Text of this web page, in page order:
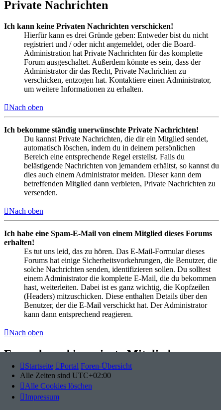
Private Nachrichten
Ich kann keine Privaten Nachrichten verschicken!
Hierfür kann es drei Gründe geben: Entweder bist du nicht
registriert und / oder nicht angemeldet, oder die Board-
Administration hat Private Nachrichten für das komplette
Forum ausgeschaltet. Außerdem könnte es sein, dass der
Administrator dir das Recht, Private Nachrichten zu
verschicken, entzogen hat. Kontaktiere einen Administrator,
um weitere Informationen zu erhalten.
Nach oben
Ich bekomme ständig unerwünschte Private Nachrichten!
Du kannst Private Nachrichten, die dir ein Mitglied sendet,
automatisch löschen, indem du in deinem persönlichen
Bereich eine entsprechende Regel erstellst. Falls du
belästigende Nachrichten von jemandem erhältst, so kannst du
dies auch einem Administrator melden. Dieser kann dem
betreffenden Mitglied dann verbieten, Private Nachrichten zu
versenden.
Nach oben
Ich habe eine Spam-E-Mail von einem Mitglied dieses Forums
erhalten!
Es tut uns leid, das zu hören. Das E-Mail-Formular dieses
Forums hat einige Sicherheitsvorkehrungen, die Benutzer, die
solche Nachrichten senden, identifizieren sollen. Du solltest
einem Administrator die komplette E-Mail, die du bekommen
hast, weiterleiten. Dabei ist es ganz wichtig, die Kopfzeilen
(Headers) mitzuschicken. Diese enthalten Details über den
Benutzer, der die E-Mail verschickt hat. Der Administrator
kann dann entsprechend reagieren.
Nach oben
Freunde und ignorierte Mitglieder
Wozu benötige ich die Listen der Freunde und ignorierten
Mitglieder?
Du kannst diese Listen benutzen, um andere Mitglieder des
Boards zu verwalten. Mitglieder, die du deiner Freundesliste
Startseite Portal Foren-Übersicht
Alle Zeiten sind UTC+02:00
Alle Cookies löschen
Impressum